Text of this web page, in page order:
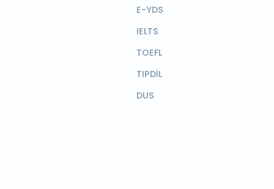
E-YDS
IELTS
TOEFL
TIPDİL
DUS